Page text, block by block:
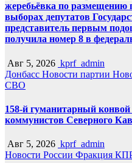
жеребьёвка по размещению
выборах депутатов
представитель первым
получила номер 8 в
Авг 5, 2026 kprf_admin
Донбасс Новости партии
СВО
158-й гуманитарный
коммунистов Северного
Авг 5, 2026 kprf_admin
Новости России Фракция